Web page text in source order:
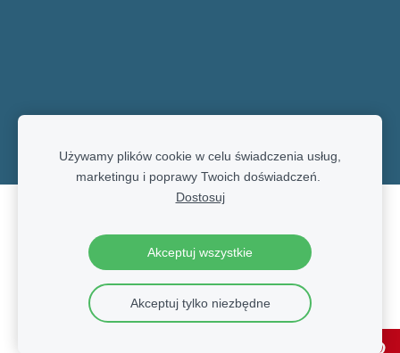
Używamy plików cookie w celu świadczenia usług,
marketingu i poprawy Twoich doświadczeń.
Dostosuj
Akceptuj wszystkie
Akceptuj tylko niezbędne